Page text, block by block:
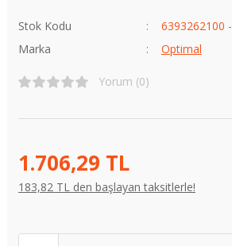
Stok Kodu
6393262100
Marka
Optimal
Yorum (0)
1.706,29 TL
183,82 TL den başlayan taksitlerle!